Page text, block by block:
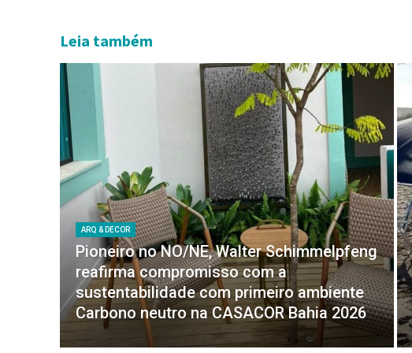
Leia também
ARQ & DECOR
Pioneiro no NO/NE, Walter Schimmelpfeng
reafirma compromisso com a
sustentabilidade com primeiro ambiente
Carbono neutro na CASACOR Bahia 2026